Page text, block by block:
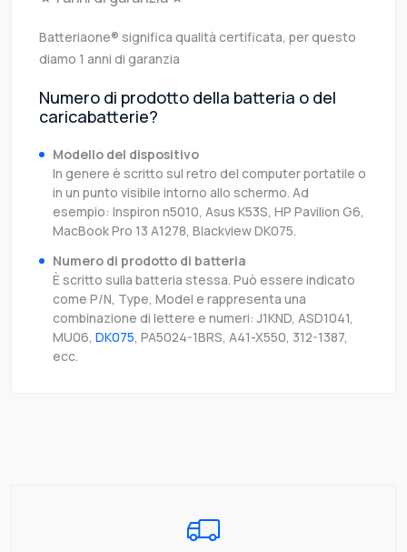
Batteriaone® significa qualità certificata, per questo
diamo 1 anni di garanzia
Numero di prodotto della batteria o del
caricabatterie?
Modello del dispositivo
In genere è scritto sul retro del computer portatile o
in un punto visibile intorno allo schermo. Ad
esempio: Inspiron n5010, Asus K53S, HP Pavilion G6,
MacBook Pro 13 A1278, Blackview DK075.
Numero di prodotto di batteria
È scritto sulla batteria stessa. Può essere indicato
come P/N, Type, Model e rappresenta una
combinazione di lettere e numeri: J1KND, ASD1041,
MU06, DK075, PA5024-1BRS, A41-X550, 312-1387,
ecc.